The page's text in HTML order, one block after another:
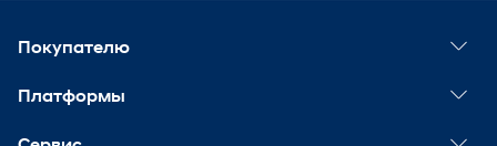
Покупателю
Спецпредложения
Платформы
Мир Хёндэ